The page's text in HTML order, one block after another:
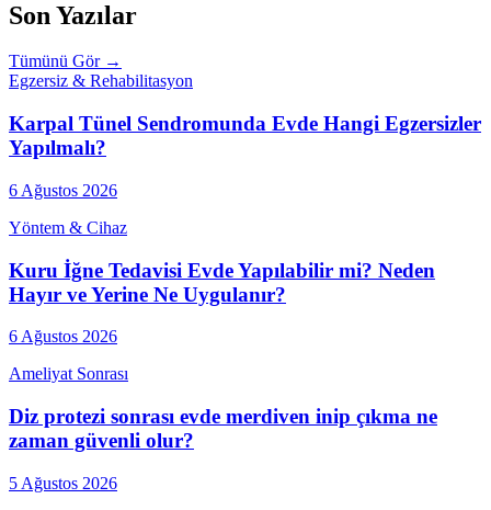
Son Yazılar
Tümünü Gör →
Egzersiz & Rehabilitasyon
Karpal Tünel Sendromunda Evde Hangi Egzersizler
Yapılmalı?
6 Ağustos 2026
Yöntem & Cihaz
Kuru İğne Tedavisi Evde Yapılabilir mi? Neden
Hayır ve Yerine Ne Uygulanır?
6 Ağustos 2026
Ameliyat Sonrası
Diz protezi sonrası evde merdiven inip çıkma ne
zaman güvenli olur?
5 Ağustos 2026